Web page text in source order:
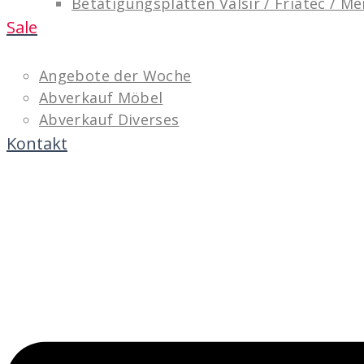
Sale
Angebote der Woche
Abverkauf Möbel
Abverkauf Diverses
Kontakt